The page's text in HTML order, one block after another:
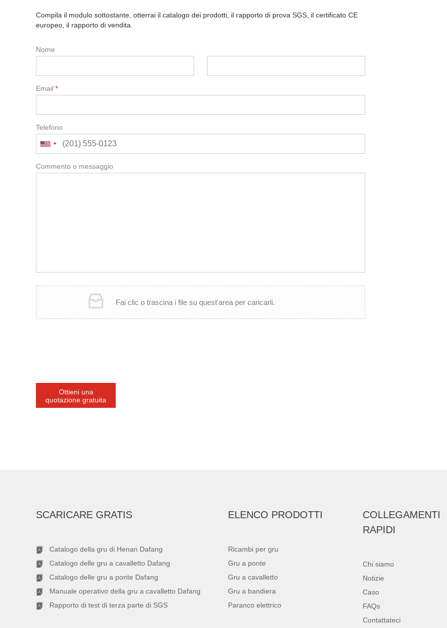
Compila il modulo sottostante, otterrai il catalogo dei prodotti, il rapporto di prova SGS, il certificato CE
europeo, il rapporto di vendita.
Nome
Email *
Telefono
Commento o messaggio
Fai clic o trascina i file su quest'area per caricarli.
Ottieni una
quotazione gratuita
SCARICARE GRATIS
Catalogo della gru di Henan Dafang
Catalogo delle gru a cavalletto Dafang
Catalogo delle gru a ponte Dafang
Manuale operativo della gru a cavalletto Dafang
Rapporto di test di terza parte di SGS
ELENCO PRODOTTI
Ricambi per gru
Gru a ponte
Gru a cavalletto
Gru a bandiera
Paranco elettrico
COLLEGAMENTI
RAPIDI
Chi siamo
Notizie
Caso
FAQs
Contattateci